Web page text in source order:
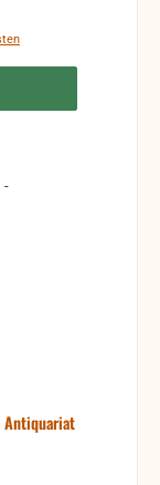
Antiquariat